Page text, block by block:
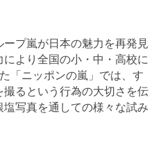
プ嵐が日本の魅力を再発見
より全国の小・中・高校に
「ニッポンの嵐」では、す
るという行為の大切さを伝
写真を通しての様々な試み